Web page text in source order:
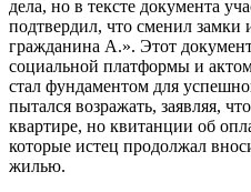
дела, но в тексте документа
подтвердил, что сменил замки
гражданина А.». Этот
социальной платформы и
стал фундаментом для
пытался возражать, заявляя,
квартире, но квитанции об
которые истец продолжал
жилью.